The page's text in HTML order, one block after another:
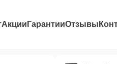
Акции ГарантииОтзывы